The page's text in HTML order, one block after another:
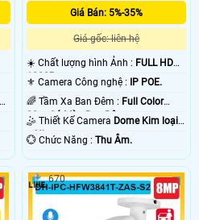
Giá Bán: 5%-35%
Giá gốc: liên hệ
☀️ Chất lượng hình Ảnh : FULL HD
1080P .
⚜️ Camera Công nghệ :
IP POE.
🌈 Tầm Xa Ban Đêm : Full Color
30m Có Màu Ban Ðêm.
🤹 Thiết Kế Camera Dome Kim loại
+ Nhựa.
️💮 Chức Năng :Thu Âm.
670